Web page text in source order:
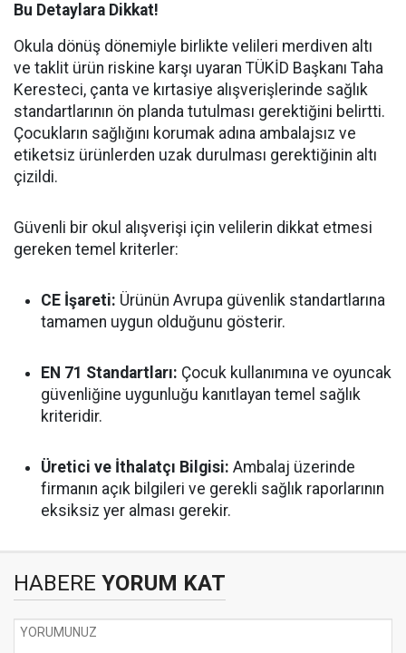
Bu Detaylara Dikkat!
Okula dönüş dönemiyle birlikte velileri merdiven altı
ve taklit ürün riskine karşı uyaran TÜKİD Başkanı Taha
Keresteci, çanta ve kırtasiye alışverişlerinde sağlık
standartlarının ön planda tutulması gerektiğini belirtti.
Çocukların sağlığını korumak adına ambalajsız ve
etiketsiz ürünlerden uzak durulması gerektiğinin altı
çizildi.
Güvenli bir okul alışverişi için velilerin dikkat etmesi
gereken temel kriterler:
CE İşareti: Ürünün Avrupa güvenlik standartlarına
tamamen uygun olduğunu gösterir.
EN 71 Standartları: Çocuk kullanımına ve oyuncak
güvenliğine uygunluğu kanıtlayan temel sağlık
kriteridir.
Üretici ve İthalatçı Bilgisi: Ambalaj üzerinde
firmanın açık bilgileri ve gerekli sağlık raporlarının
eksiksiz yer alması gerekir.
HABERE YORUM KAT